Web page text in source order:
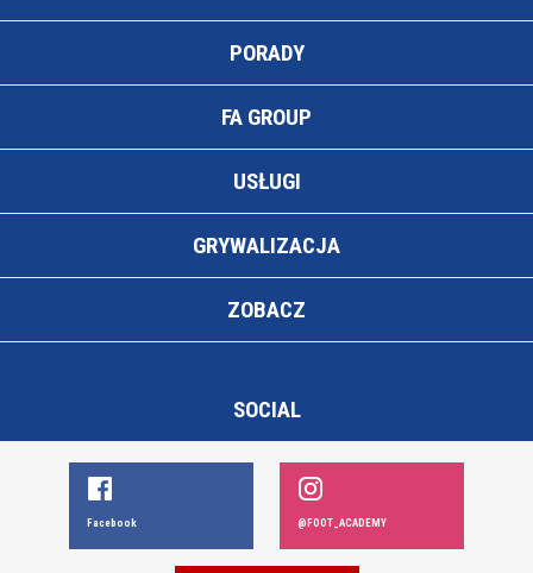
PORADY
FA GROUP
USŁUGI
GRYWALIZACJA
ZOBACZ
SOCIAL
Facebook @FOOT_ACADEMY